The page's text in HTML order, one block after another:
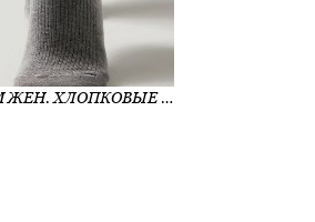
НОСКИ ЖЕН. ХЛОПКОВЫЕ CE CLASSIC (АРТ. 25С-138СП)